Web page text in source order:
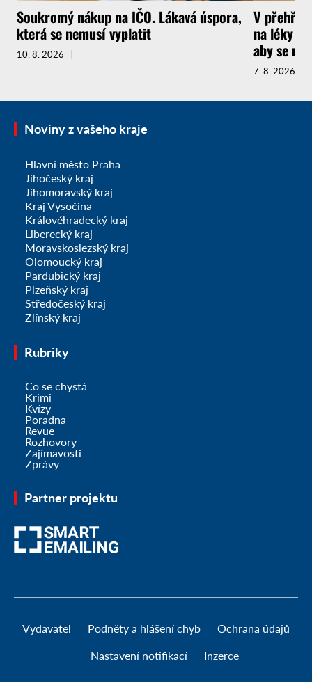
Soukromý nákup na IČO. Lákavá úspora,
která se nemusí vyplatit
10. 8. 2026
V
na léky a
aby se
7. 8. 2026
Noviny z vašeho kraje
Hlavní město Praha
Jihočeský kraj
Jihomoravský kraj
Kraj Vysočina
Královéhradecký kraj
Liberecký kraj
Moravskoslezský kraj
Olomoucký kraj
Pardubický kraj
Plzeňský kraj
Středočeský kraj
Zlínský kraj
Rubriky
Co se chystá
Krimi
Kvízy
Poradna
Revue
Rozhovory
Zajímavosti
Zprávy
Partner projektu
Vydavatel Podněty a hlášení chyb Ochrana údajů
Nastavení notifikací Inzerce